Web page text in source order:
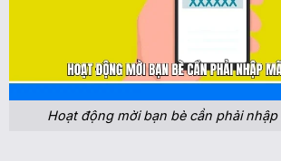
Hoạt động mời bạn bè cần phải nhập